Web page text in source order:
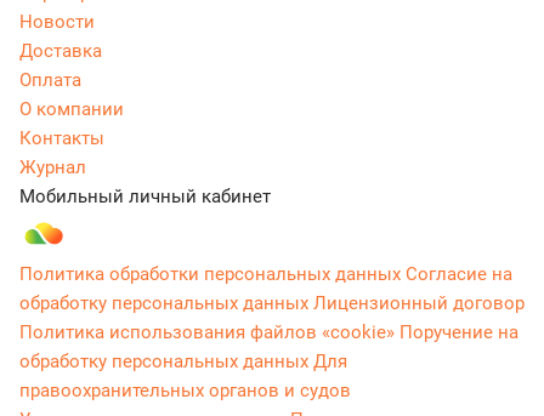
Новости
Доставка
Оплата
О компании
Контакты
Журнал
Мобильный личный кабинет
Политика обработки персональных данных Согласие на
обработку персональных данных Лицензионный договор
Политика использования файлов «cookie» Поручение на
обработку персональных данных Для
правоохранительных органов и судов